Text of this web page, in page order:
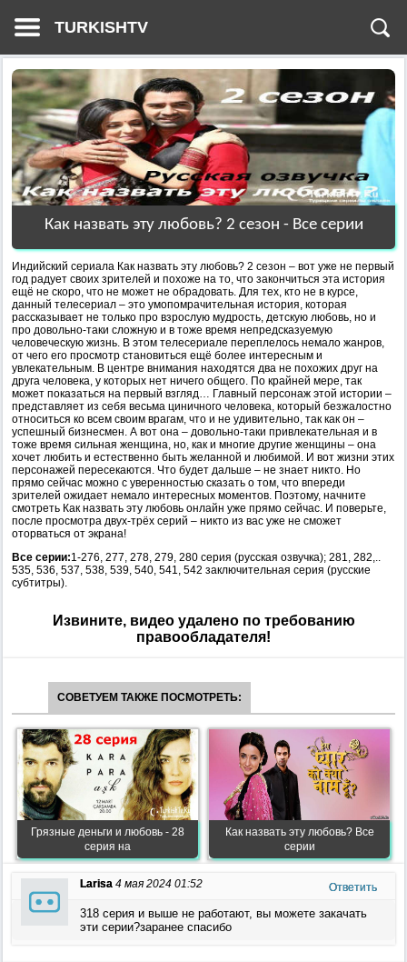
TURKISHTV
Как назвать эту любовь? 2 сезон - Все серии
Индийский сериала Как назвать эту любовь? 2 сезон – вот уже не первый
год радует своих зрителей и похоже на то, что закончиться эта история
ещё не скоро, что не может не обрадовать. Для тех, кто не в курсе,
данный телесериал – это умопомрачительная история, которая
рассказывает не только про взрослую мудрость, детскую любовь, но и
про довольно-таки сложную и в тоже время непредсказуемую
человеческую жизнь. В этом телесериале переплелось немало жанров,
от чего его просмотр становиться ещё более интересным и
увлекательным. В центре внимания находятся два не похожих друг на
друга человека, у которых нет ничего общего. По крайней мере, так
может показаться на первый взгляд… Главный персонаж этой истории –
представляет из себя весьма циничного человека, который безжалостно
относиться ко всем своим врагам, что и не удивительно, так как он –
успешный бизнесмен. А вот она – довольно-таки привлекательная и в
тоже время сильная женщина, но, как и многие другие женщины – она
хочет любить и естественно быть желанной и любимой. И вот жизни этих
персонажей пересекаются. Что будет дальше – не знает никто. Но
прямо сейчас можно с уверенностью сказать о том, что впереди
зрителей ожидает немало интересных моментов. Поэтому, начните
смотреть Как назвать эту любовь онлайн уже прямо сейчас. И поверьте,
после просмотра двух-трёх серий – никто из вас уже не сможет
оторваться от экрана!
Все серии:1-276, 277, 278, 279, 280 серия (русская озвучка); 281, 282,..
535, 536, 537, 538, 539, 540, 541, 542 заключительная серия (русские
субтитры).
Извините, видео удалено по требованию
правообладателя!
СОВЕТУЕМ ТАКЖЕ ПОСМОТРЕТЬ:
Грязные деньги и любовь - 28
серия на
Как назвать эту любовь? Все
серии
Larisa 4 мая 2024 01:52 Ответить
318 серия и выше не работают, вы можете закачать
эти серии?заранее спасибо